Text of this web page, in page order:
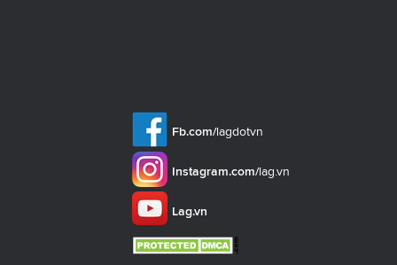
Fb.com/lagdotvn
Instagram.com/lag.vn
Lag.vn